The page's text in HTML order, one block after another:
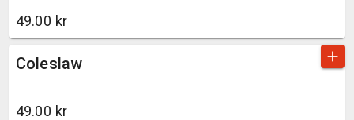
49.00 kr
Coleslaw
49.00 kr
add